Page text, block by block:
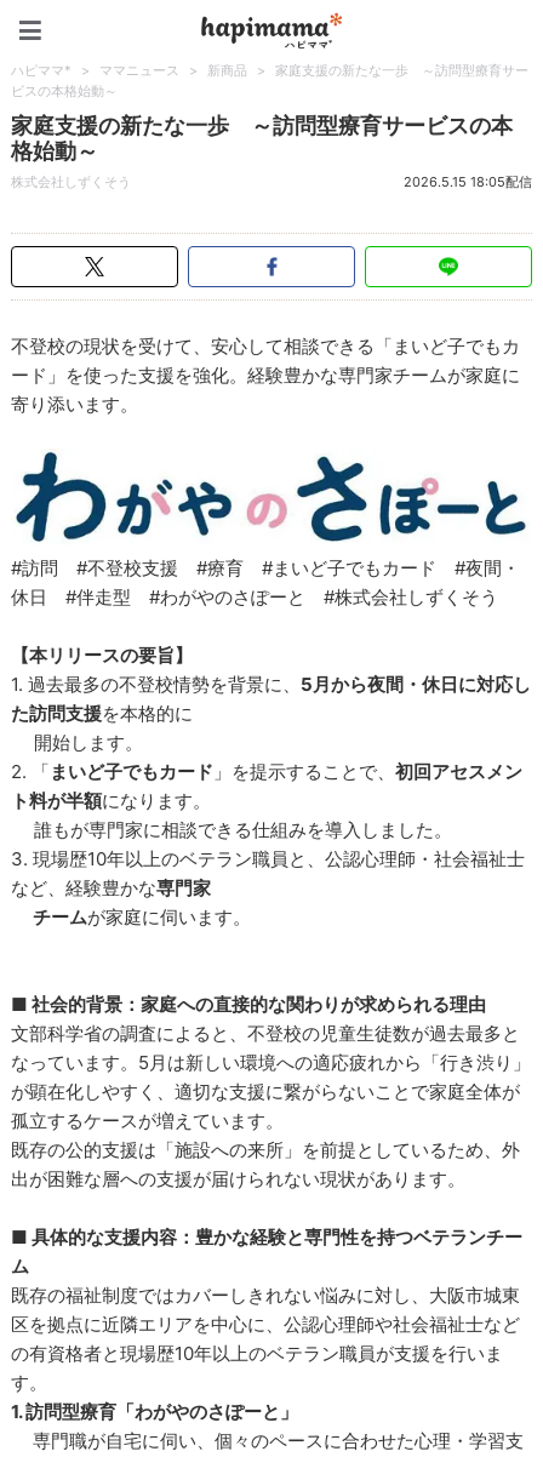
ハピママ* > ママニュース > 新商品 >
家庭支援の新たな一歩 ～訪問型療育サー
ビスの本格始動～
家庭支援の新たな一歩 ～訪問型療育サービスの本
格始動～
株式会社しずくそう 2026.5.15 18:05配信
不登校の現状を受けて、安心して相談できる「まいど子でもカ
ード」を使った支援を強化。経験豊かな専門家チームが家庭に
寄り添います。
#訪問 #不登校支援 #療育 #まいど子でもカード #夜間・
休日 #伴走型 #わがやのさぽーと #株式会社しずくそう
【本リリースの要旨】
1. 過去最多の不登校情勢を背景に、 5月から夜間・休日に対応し
た訪問支援を本格的に
開始します。
2. 「 まいど子でもカード 」を提示することで、初回アセスメン
ト料が半額になります。
誰もが専門家に相談できる仕組みを導入しました。
3. 現場歴10年以上のベテラン職員と、公認心理師・社会福祉士
など、経験豊かな専門家
チームが家庭に伺います。
■ 社会的背景：家庭への直接的な関わりが求められる理由
文部科学省の調査によると、不登校の児童生徒数が過去最多と
なっています。5月は新しい環境への適応疲れから「行き渋り」
が顕在化しやすく、適切な支援に繋がらないことで家庭全体が
孤立するケースが増えています。
既存の公的支援は「施設への来所」を前提としているため、外
出が困難な層への支援が届けられない現状があります。
■ 具体的な支援内容：豊かな経験と専門性を持つベテランチー
ム
既存の福祉制度ではカバーしきれない悩みに対し、大阪市城東
区を拠点に近隣エリアを中心に、公認心理師や社会福祉士など
の有資格者と現場歴10年以上のベテラン職員が支援を行いま
す。
1. 訪問型療育「わがやのさぽーと」
専門職が自宅に伺い、個々のペースに合わせた心理・学習支